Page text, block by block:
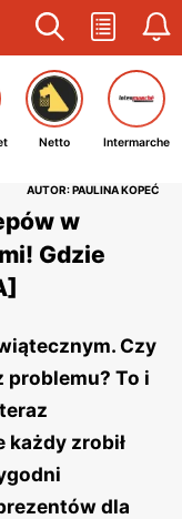
Netto Intermarche
AUTOR: PAULINA KOPEĆ
w
Gdzie
Czy
problemu? To i
każdy zrobił
dla